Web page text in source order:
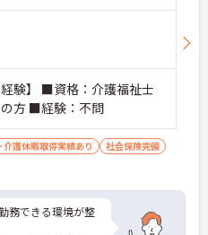
経験】 ■資格：介護福祉士
方 ■経験：不問
介護休暇取得実績あり
社会保険完備
務できる環境が整